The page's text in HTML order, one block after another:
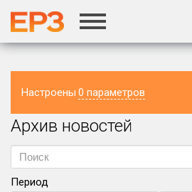
Настроены 0 параметров
Регион
Архив новостей
Период